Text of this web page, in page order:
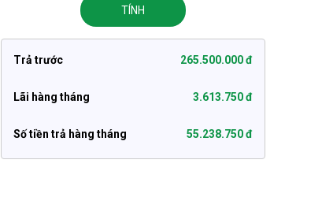
TÍNH
Trả trước 265.500.000 đ
Lãi hàng tháng 3.613.750 đ
Số tiền trả hàng tháng 55.238.750 đ